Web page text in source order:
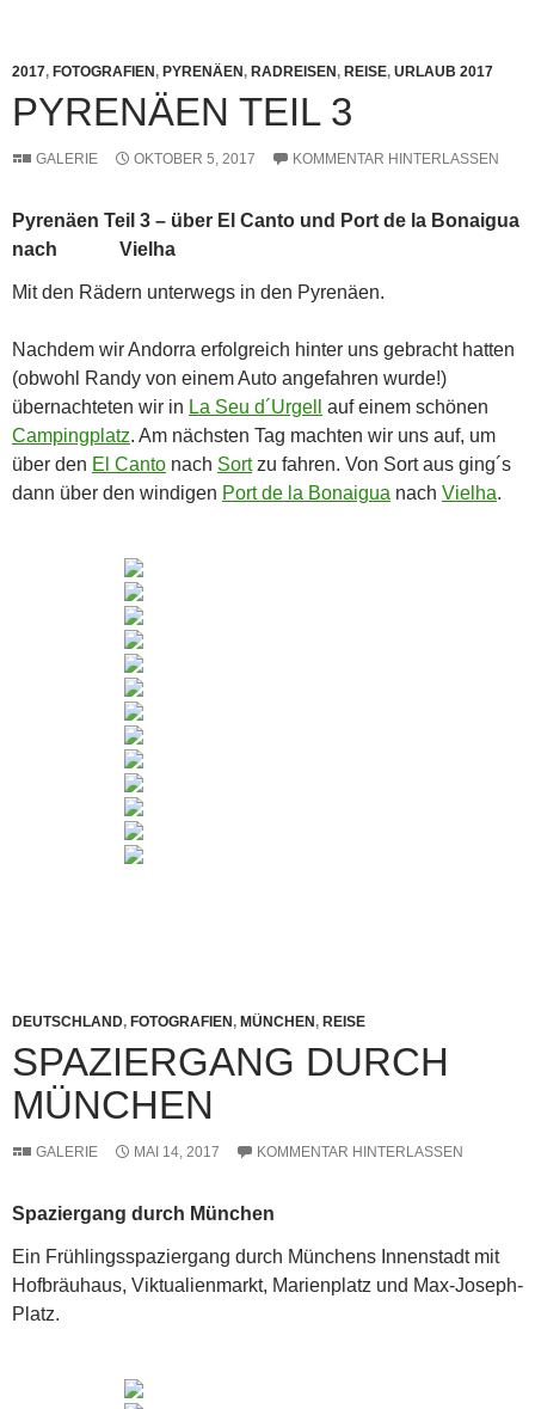
2017, FOTOGRAFIEN, PYRENÄEN, RADREISEN, REISE, URLAUB 2017
PYRENÄEN TEIL 3
GALERIE OKTOBER 5, 2017 KOMMENTAR HINTERLASSEN
Pyrenäen Teil 3 – über El Canto und Port de la Bonaigua
nach Vielha
Mit den Rädern unterwegs in den Pyrenäen.
Nachdem wir Andorra erfolgreich hinter uns gebracht hatten
(obwohl Randy von einem Auto angefahren wurde!)
übernachteten wir in La Seu d´Urgell
auf einem schönen
Campingplatz. Am nächsten Tag machten wir uns auf, um
über den El Canto nach Sortzu fahren. Von Sort aus ging´s
dann über den windigen Port de la Bonaigua nach Vielha.
DEUTSCHLAND, FOTOGRAFIEN, MÜNCHEN, REISE
SPAZIERGANG DURCH
MÜNCHEN
GALERIE MAI 14, 2017 KOMMENTAR HINTERLASSEN
Spaziergang durch München
Ein Frühlingsspaziergang durch Münchens Innenstadt mit
Hofbräuhaus, Viktualienmarkt, Marienplatz und Max-Joseph-
Platz.